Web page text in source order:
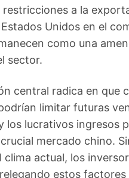
restricciones a la
Unidos en el
como una
sector.
central radica en que
limitar futuras
los lucrativos ingresos
mercado chino.
clima actual, los
estos factores